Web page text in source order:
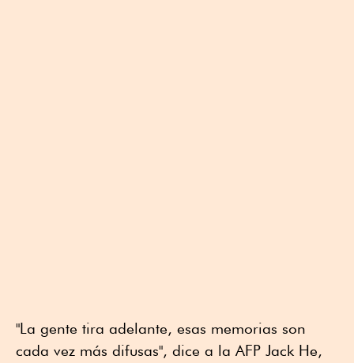
"La gente tira adelante, esas memorias son
cada vez más difusas", dice a la AFP Jack He,